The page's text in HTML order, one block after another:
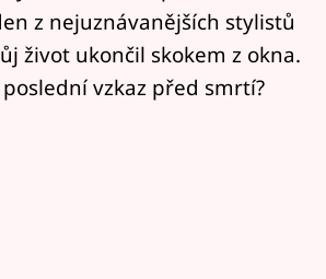
z nejuznávanějších stylistů
život ukončil skokem z okna.
vzkaz před smrtí?